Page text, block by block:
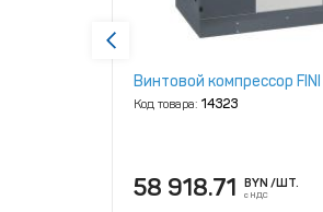
Винтовой компрессор FINI
Код товара: 14323
58 918.71 BYN /ШТ.
с НДС